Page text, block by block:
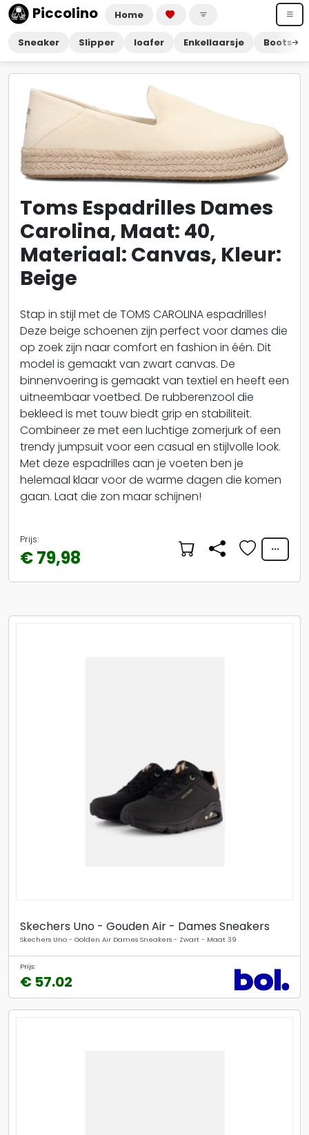
Piccolino Home
Sneaker Slipper loafer Enkellaarsje Boots
Toms Espadrilles Dames
Carolina, Maat: 40,
Materiaal: Canvas, Kleur:
Beige
Stap in stijl met de TOMS CAROLINA espadrilles!
Deze beige schoenen zijn perfect voor dames die
op zoek zijn naar comfort en fashion in één. Dit
model is gemaakt van zwart canvas. De
binnenvoering is gemaakt van textiel en heeft een
uitneembaar voetbed. De rubberenzool die
bekleed is met touw biedt grip en stabiliteit.
Combineer ze met een luchtige zomerjurk of een
trendy jumpsuit voor een casual en stijlvolle look.
Met deze espadrilles aan je voeten ben je
helemaal klaar voor de warme dagen die komen
gaan. Laat die zon maar schijnen!
Prijs:
€ 79,98
Skechers Uno - Gouden Air - Dames Sneakers
Skechers Uno - Golden Air Dames Sneakers - Zwart - Maat 39
Prijs:
€ 57.02